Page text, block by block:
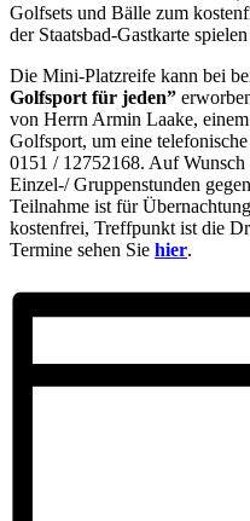
Golfsets und Bälle zum
der Staatsbad-Gastkarte
Die Mini-Platzreife kann bei
Golfsport für jeden”
von Herrn Armin Laake,
Golfsport, um eine
0151 / 12752168. Auf
Einzel-/ Gruppenstunden
Teilnahme ist für
kostenfrei, Treffpunkt ist die
Termine sehen Sie hier.